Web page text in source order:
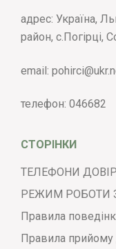
адрес: Україна,
район, с.Погірці,
email:
телефон: 046682
СТОРІНКИ
ТЕЛЕФОНИ
РЕЖИМ РОБОТИ
Правила
Правила прийому